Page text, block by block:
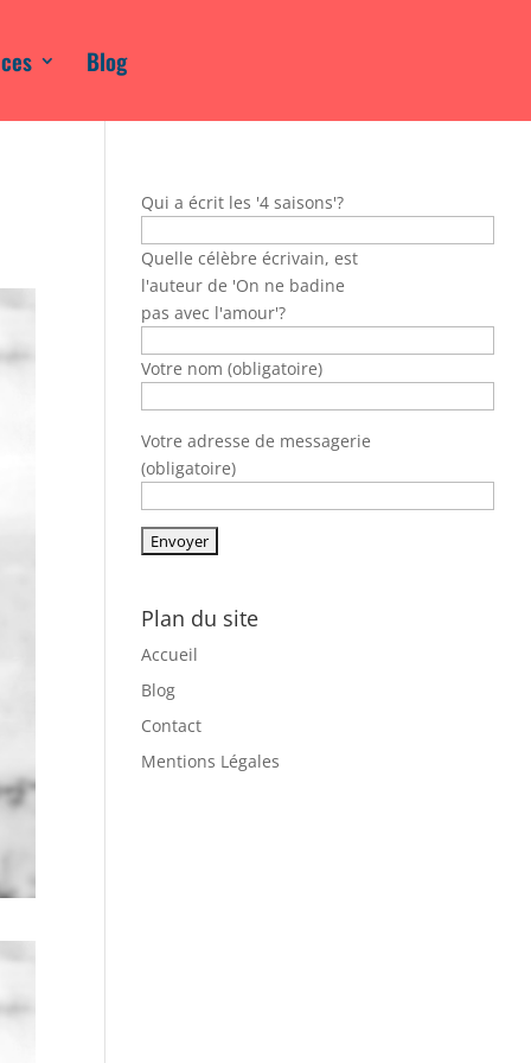
Blog
Qui a écrit les '4 saisons'?
Quelle célèbre écrivain, est
l'auteur de 'On ne badine
pas avec l'amour'?
Votre nom (obligatoire)
Votre adresse de messagerie
(obligatoire)
Plan du site
Accueil
Blog
Contact
Mentions Légales